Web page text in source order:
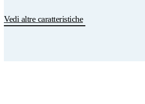
Vedi altre caratteristiche